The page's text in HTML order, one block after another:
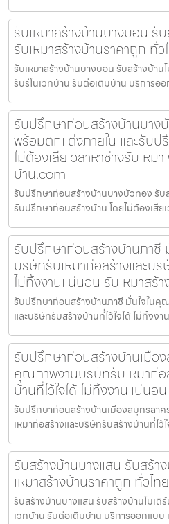
รับเหมาสร้างบ้านบางบอน รั
รับเหมาสร้างบ้านราคาถูก ทั่ว
รับเหมาสร้างบ้านบางบอน รับสร้างบ้าน
รับรีโนเวทบ้าน รับต่อเติมบ้าน บริการอ
รับปรึกษาก่อนสร้างบ้านบาง
พร้อมตกแต่งภายใน และรับป
ไม่ต้องเสียเวลาหาช่างรับเหม
บ้าน.com
รับปรึกษาก่อนสร้างบ้านบางบัวทอง รับ
รับปรึกษาก่อนสร้างบ้าน โดยไม่ต้องเสียเ
รับปรึกษาก่อนสร้างบ้านภาชี
บริษัทรับเหมาก่อสร้างและบริ
ไม่ทิ้งงานแน่นอน รับเหมาสร้
รับปรึกษาก่อนสร้างบ้านภาชี มั่นใจในคุ
และบริษัทรับสร้างบ้านที่ไว้ใจได้ ไม่ทิ้งง
รับปรึกษาก่อนสร้างบ้านเมือ
คุณภาพงานบริษัทรับเหมาก่อ
บ้านที่ไว้ใจได้ ไม่ทิ้งงานแน่น
รับปรึกษาก่อนสร้างบ้านเมืองสมุทรสา
เหมาก่อสร้างและบริษัทรับสร้างบ้านที่ไว้
รับสร้างบ้านบางแสน รับสร้
เหมาสร้างบ้านราคาถูก ทั่วไทย
รับสร้างบ้านบางแสน รับสร้างบ้านโมเดิ
เวทบ้าน รับต่อเติมบ้าน บริการออกแบบ